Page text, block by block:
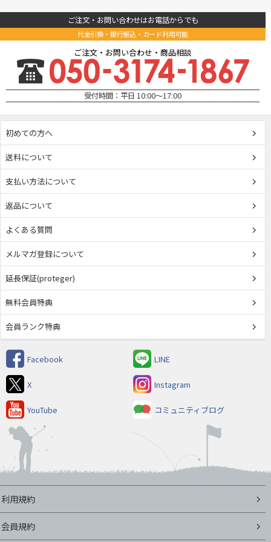
ご注文・お問い合わせはお電話からでも
代金引換・銀行振込・カード利用可能
ご注文・お問い合わせ・商品相談
受付時間：平日 10:00～17:00
初めての方へ
送料について
支払い方法について
返品について
よくある質問
メルマガ登録について
延長保証(proteger)
無料会員特典
会員ランク特典
Facebook LINE
X Instagram
YouTube コミュニティブログ
利用規約
会員規約